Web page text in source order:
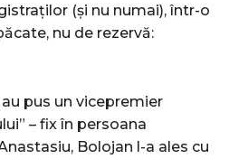
(și nu numai), într-o
nu de rezervă:
pus un vicepremier
– fix în persoana
Bolojan l-a ales cu